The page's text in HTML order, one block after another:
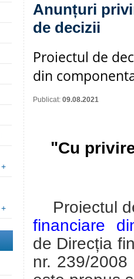
+
+
Anunțuri
de decizii
Proiectul de
din
Publicat: 09.08.2021
"Cu
Proiectul
financiare
de Direcția
nr. 239/